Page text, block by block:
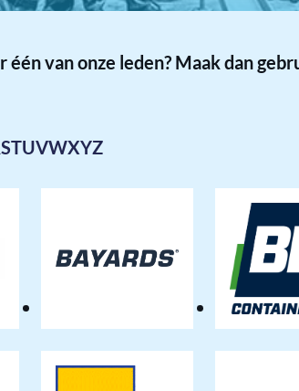
van onze leden? Maak dan
STUVWXYZ
Bayards
Aluminium
Construction